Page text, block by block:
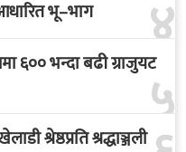
४
भू–भाग
५
६०० भन्दा बढी ग्राजुयट
श्रेष्ठप्रति श्रद्धाञ्जली